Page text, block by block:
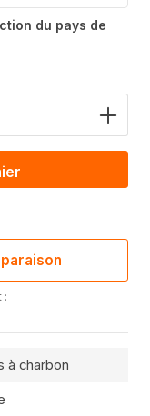
du pays de
souhaitée
:
à charbon